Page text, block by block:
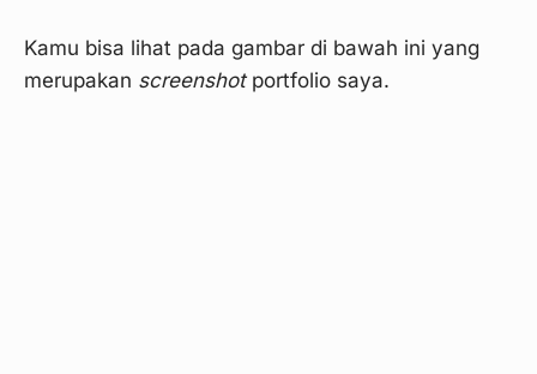
Kamu bisa lihat pada gambar di bawah ini yang
merupakan screenshot portfolio saya.